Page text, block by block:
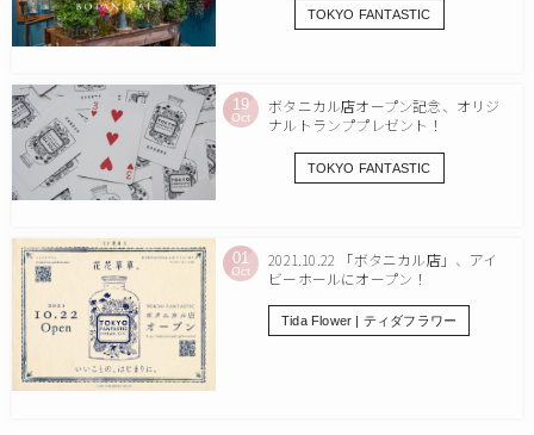
TOKYO FANTASTIC
19
Oct
ボタニカル店オープン記念、オリジ
ナルトランププレゼント！
TOKYO FANTASTIC
01
Oct
2021.10.22 「ボタニカル店」、アイ
ビーホールにオープン！
Tida Flower | ティダフラワー